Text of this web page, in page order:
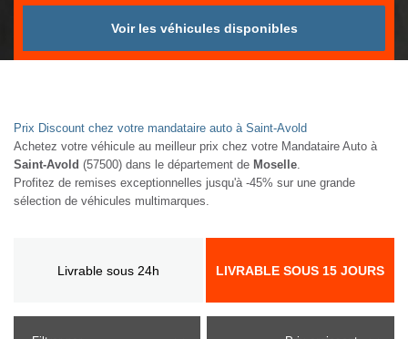
Voir les véhicules disponibles
Prix Discount chez votre mandataire auto à Saint-Avold
Achetez votre véhicule au meilleur prix chez votre Mandataire Auto à
Saint-Avold (57500) dans le département de Moselle
Profitez de remises exceptionnelles jusqu'à -45% sur une grande
sélection de véhicules multimarques.
Livrable sous 24h LIVRABLE SOUS 15 JOURS